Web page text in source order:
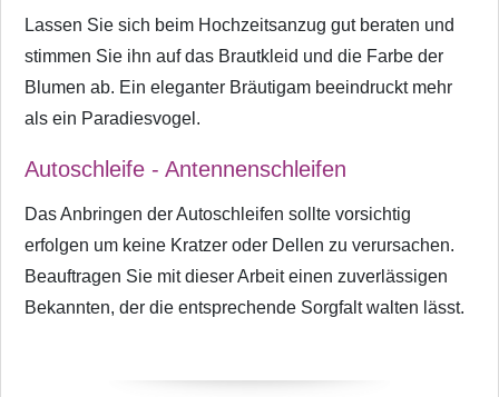
Lassen Sie sich beim Hochzeitsanzug gut beraten und
stimmen Sie ihn auf das Brautkleid und die Farbe der
Blumen ab. Ein eleganter Bräutigam beeindruckt mehr
als ein Paradiesvogel.
Autoschleife - Antennenschleifen
Das Anbringen der Autoschleifen sollte vorsichtig
erfolgen um keine Kratzer oder Dellen zu verursachen.
Beauftragen Sie mit dieser Arbeit einen zuverlässigen
Bekannten, der die entsprechende Sorgfalt walten lässt.